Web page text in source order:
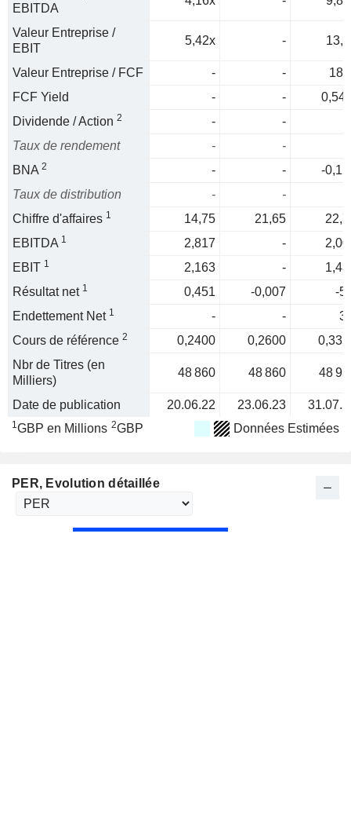
EBITDA
Valeur Entreprise /
EBIT
5,42x -
Valeur Entreprise / FCF - -
FCF Yield
- -
Dividende / Action 2 -
-
Taux de rendement
-
-
BNA 2 - -
-
Taux de distribution
-
-
Chiffre d'affaires 1 14,75 21,65
EBITDA 1 2,817 -
EBIT 1 2,163 -
Résultat net 1 0,451 -0,007
-
Endettement Net 1 - -
Cours de référence 2 0,2400 0,2600
Nbr de Titres (en
Milliers)
48 860 48 860 48
Date de publication 20.06.22 23.06.23
1GBP en Millions 2GBP Données Estimées
PER, Evolution détaillée